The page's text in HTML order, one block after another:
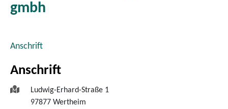
gmbh
Anschrift
Anschrift
Ludwig-Erhard-Straße 1
97877 Wertheim